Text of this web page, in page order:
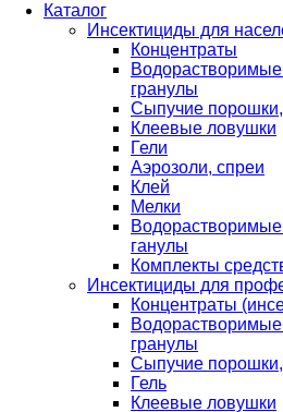
Каталог
Инсектициды для
Концентраты
Водорастворимые
гранулы
Сыпучие
Клеевые ловушки
Гели
Аэрозоли, спреи
Клей
Мелки
Водорастворимые
ганулы
Комплекты
Инсектициды для
Концентраты
Водорастворимые
гранулы
Сыпучие
Гель
Клеевые ловушки